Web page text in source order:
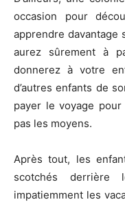
occasion pour
apprendre davantage
aurez sûrement à
donnerez à votre
d’autres enfants de
payer le voyage
pas les moyens.
Après tout, les
scotchés derrière
impatiemment les